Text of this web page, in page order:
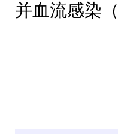
并血流感染